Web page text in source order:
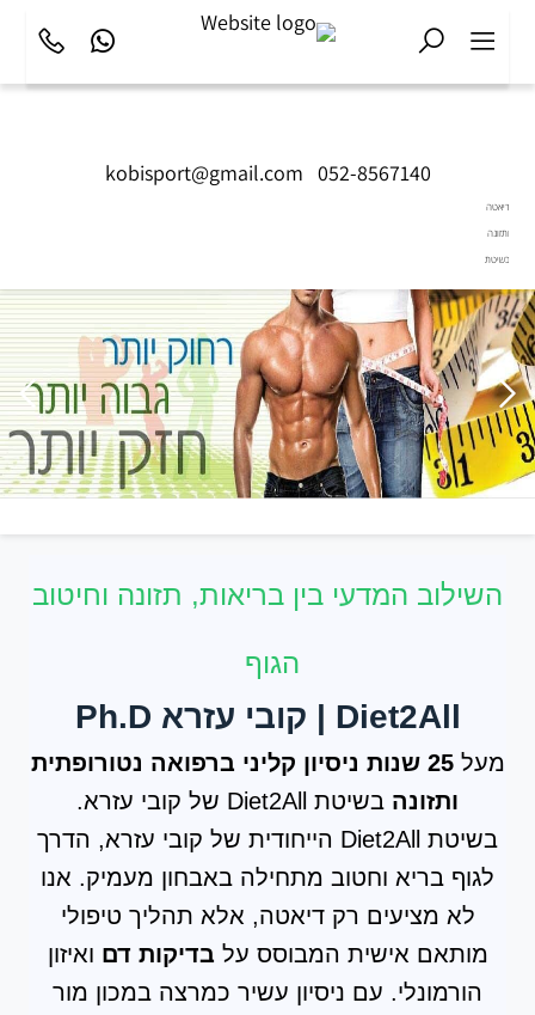
kobisport@gmail.com 052-8567140
דיאטה
ותזונה
בשיטת
המדע
שמאחורי
הגוף
המושלם.
השילוב המדעי בין בריאות, תזונה וחיטוב
הגוף
Diet2All | קובי עזרא Ph.D
מעל
25 שנות ניסיון קליני ברפואה נטורופתית
ותזונה בשיטת Diet2All של קובי עזרא.
בשיטת Diet2All הייחודית של קובי עזרא, הדרך
לגוף בריא וחטוב מתחילה באבחון מעמיק. אנו
לא מציעים רק דיאטה, אלא תהליך טיפולי
מותאם אישית המבוסס עלבדיקות דם ואיזון
הורמונלי. עם ניסיון עשיר כמרצה במכון מור